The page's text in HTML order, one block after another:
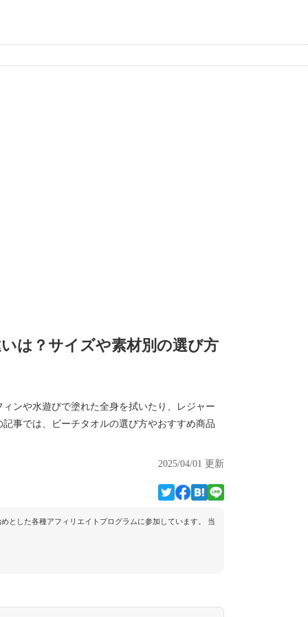
は？サイズや素材別の選び方
ンや水遊びで塗れた全身を拭いたり、レジャー
事では、ビーチタオルの選び方やおすすめ商品
2025/04/01 更新
とした各種アフィリエイトプログラムに参加しています。 当